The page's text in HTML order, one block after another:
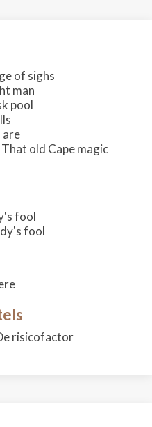
of sighs
man
pool
are
old Cape magic
fool
fool
risicofactor